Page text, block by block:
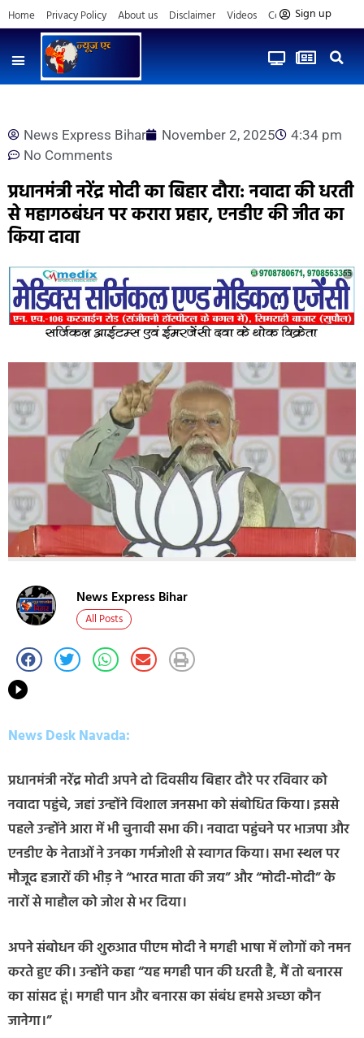
Home Privacy Policy About us Disclaimer Videos Contact us
Sign up
News Express Bihar November 2, 2025
4:34 pm
No Comments
प्रधानमंत्री नरेंद्र मोदी का बिहार दौरा: नवादा की धरती
से महागठबंधन पर करारा प्रहार, एनडीए की जीत का
किया दावा
News Express Bihar
All Posts
News Desk Navada:
प्रधानमंत्री नरेंद्र मोदी अपने दो दिवसीय बिहार दौरे पर रविवार को
नवादा पहुंचे, जहां उन्होंने विशाल जनसभा को संबोधित किया। इससे
पहले उन्होंने आरा में भी चुनावी सभा की। नवादा पहुंचने पर भाजपा और
एनडीए के नेताओं ने उनका गर्मजोशी से स्वागत किया। सभा स्थल पर
मौजूद हजारों की भीड़ ने “भारत माता की जय” और “मोदी-मोदी” के
नारों से माहौल को जोश से भर दिया।
अपने संबोधन की शुरुआत पीएम मोदी ने मगही भाषा में लोगों को नमन
करते हुए की। उन्होंने कहा “यह मगही पान की धरती है, मैं तो बनारस
का सांसद हूं। मगही पान और बनारस का संबंध हमसे अच्छा कौन
जानेगा।”